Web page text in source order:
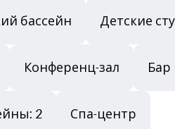
бассейн Детские
Конференц-зал Бар
2 Спа-центр